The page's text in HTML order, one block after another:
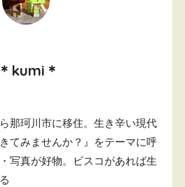
＊kumi＊
那珂川市に移住。生き辛い現代
てみませんか？』をテーマに呼
写真が好物。ビスコがあれば生